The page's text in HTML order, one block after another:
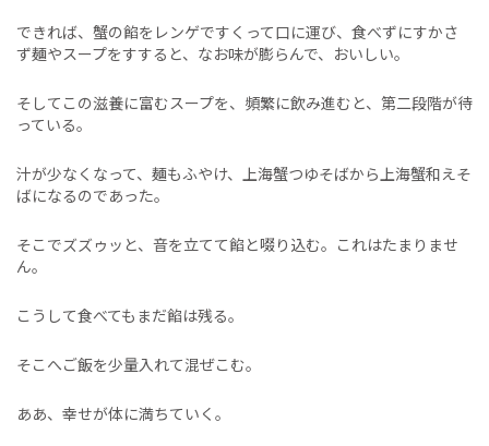
できれば、蟹の餡をレンゲですくって口に運び、食べずにすかさ
ず麺やスープをすすると、なお味が膨らんで、おいしい。
そしてこの滋養に富むスープを、頻繁に飲み進むと、第二段階が待
っている。
汁が少なくなって、麺もふやけ、上海蟹つゆそばから上海蟹和えそ
ばになるのであった。
そこでズズゥッと、音を立てて餡と啜り込む。これはたまりませ
ん。
こうして食べてもまだ餡は残る。
そこへご飯を少量入れて混ぜこむ。
ああ、幸せが体に満ちていく。